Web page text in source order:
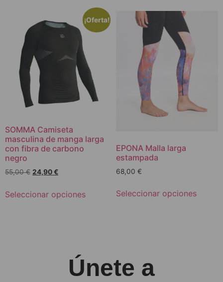
¡Oferta!
SOMMA Camiseta
masculina de manga larga
con fibra de carbono
negro
55,00€ 24,90€
Seleccionar opciones
EPONA Malla larga
estampada
68,00 €
Seleccionar opciones
Únete a